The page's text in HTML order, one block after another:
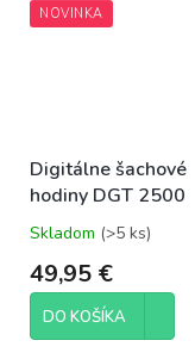
NOVINKA
Digitálne šachové
hodiny DGT 2500
Priemerné
produktu
5,0
Skladom (>5 ks)
49,95 €
DO KOŠÍKA